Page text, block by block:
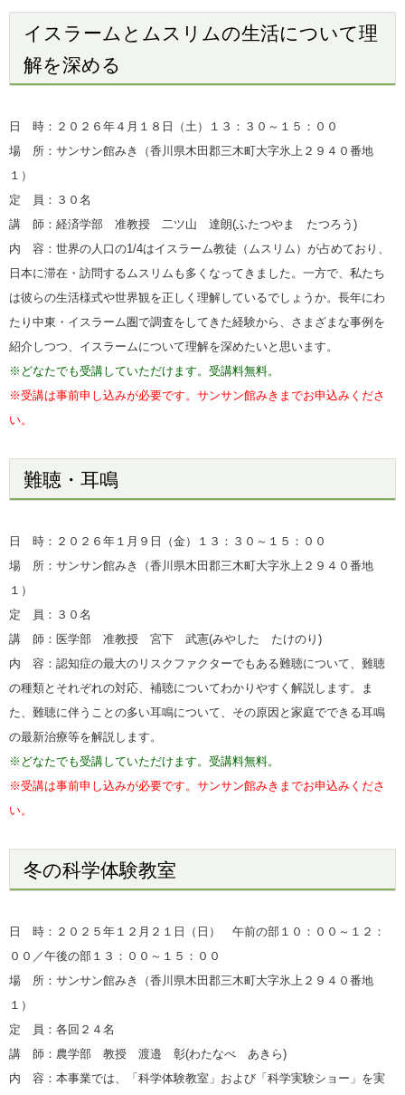
イスラームとムスリムの生活について理
解を深める
日 時：２０２６年４月１８日（土）１３：３０～１５：０ ０
場 所：サンサン館みき（香川県木田郡三木町大字氷上２９４０番地
１）
定 員：３０名
講 師：経済学部 准教授 二ツ山 達朗(ふたつやま たつろう )
内 容：世界の人口の1/4はイスラーム教徒（ムスリム）が占めており、
日本に滞在・訪問するムスリムも多くなってきました。一方で、私たち
は彼らの生活様式や世界観を正しく理解しているでしょうか。長年にわ
たり中東・イスラーム圏で調査をしてきた経験から、さまざまな事例を
紹介しつつ、イスラームについて理解を深めたいと思います。
※どなたでも受講していただけます。受講料無料。
※受講は事前申し込みが必要です。サンサン館みきまでお申込みくださ
い。
難聴・耳鳴
日 時：２０２６年１月９日（金）１３：３０～１５：０ ０
場 所：サンサン館みき（香川県木田郡三木町大字氷上２９４０番地
１）
定 員：３０名
講 師：医学部 准教授 宮下 武憲(みやした たけのり )
内 容：認知症の最大のリスクファクターでもある難聴について、難聴
の種類とそれぞれの対応、補聴についてわかりやすく解説します。ま
た、難聴に伴うことの多い耳鳴について、その原因と家庭でできる耳鳴
の最新治療等を解説します。
※どなたでも受講していただけます。受講料無料。
※受講は事前申し込みが必要です。サンサン館みきまでお申込みくださ
い。
冬の科学体験教室
日 時：２０２５年１２月２１日（日） 午前の部１０：００～１２：
０ ０／午後の部１３：００～１５：００
場 所：サンサン館みき（香川県木田郡三木町大字氷上２９４０番地
１）
定 員：各回２４名
講 師：農学部 教授 渡邉 彰(わたなべ あきら)
内 容：本事業では、「科学体験教室」および「科学実験ショー」を実